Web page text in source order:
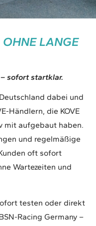
OHNE LANGE
sofort startklar.
dabei und
Händlern, die KOVE
mit aufgebaut haben.
und regelmäßige
oft sofort
Wartezeiten und
testen oder direkt
Racing Germany –